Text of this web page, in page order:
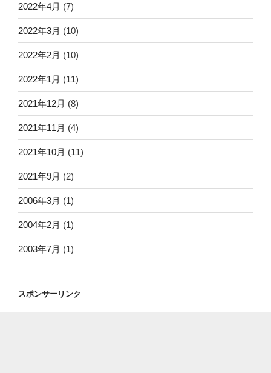
2022年4月 (7)
2022年3月 (10)
2022年2月 (10)
2022年1月 (11)
2021年12月 (8)
2021年11月 (4)
2021年10月 (11)
2021年9月 (2)
2006年3月 (1)
2004年2月 (1)
2003年7月 (1)
スポンサーリンク